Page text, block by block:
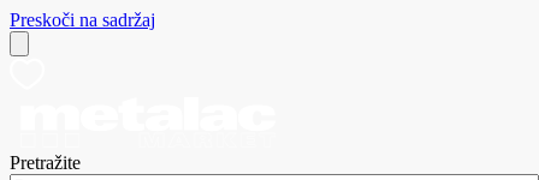
Preskoči na sadržaj
Pretražite